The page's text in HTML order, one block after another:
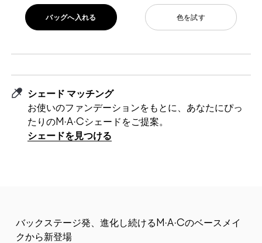
シェード マッチング
お使いのファンデーションをもとに、あなたにぴっ
たりのM·A·Cシェードをご提案。
シェードを見つける
色を試す
バッグへ入れる
バックステージ発、進化し続けるM·A·Cのベースメイ
クから新登場